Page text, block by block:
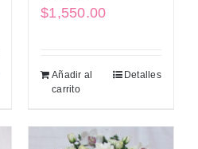
$1,550.00
Añadir al
carrito
Detalles